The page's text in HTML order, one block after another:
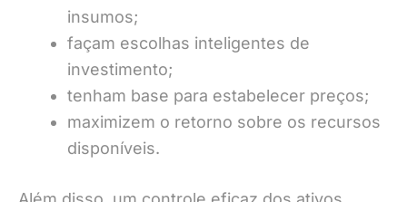
insumos;
façam escolhas inteligentes de
investimento;
tenham base para estabelecer preços;
maximizem o retorno sobre os recursos
disponíveis.